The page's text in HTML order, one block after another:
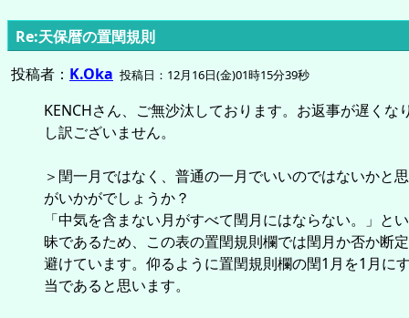
Re:天保暦の置閏規則
投稿者： K.Oka 投稿日：12月16日(金)01時15分39秒
KENCHさん、ご無沙汰しております。お返事が遅くな
し訳ございません。
＞閏一月ではなく、普通の一月でいいのではないかと
がいかがでしょうか？
「中気を含まない月がすべて閏月にはならない。」と
昧であるため、この表の置閏規則欄では閏月か否か断
避けています。仰るように置閏規則欄の閏1月を1月に
当であると思います。